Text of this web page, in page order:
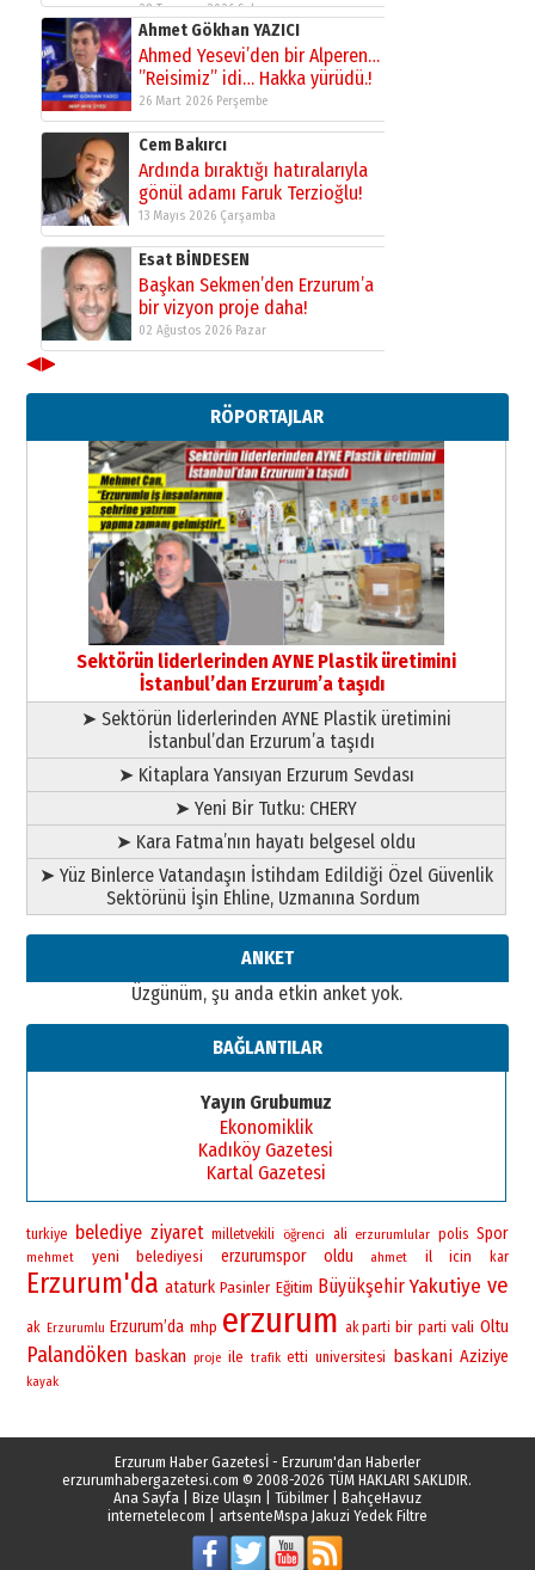
28 Temmuz 2026 Salı
Ahmet Gökhan YAZICI
Ahmed Yesevi’den bir Alperen…
”Reisimiz” idi… Hakka yürüdü.!
26 Mart 2026 Perşembe
Cem Bakırcı
Ardında bıraktığı hatıralarıyla
gönül adamı Faruk Terzioğlu!
13 Mayıs 2026 Çarşamba
Esat BİNDESEN
Başkan Sekmen’den Erzurum’a
bir vizyon proje daha!
02 Ağustos 2026 Pazar
Erzurumspor’un köşe taşları
29 Haziran 2026 Pazartesi
Kenan GÜLERCİ
Murat Şahsuvaroğlu ERKON’da
çıtayı yukarı taşırken,
yönetimdekiler aşağı
çekmemeli!
17 Şubat 2026 Salı Orhan BOZKURT
Bir fotoğraf, bir şehir, bir
gazeteci… Dizginler kimin
elinde?
A. Berhan Yılmaz
BİR BÖLÜM DEĞİL, BİR ÖMÜR
SEÇİYORSUNUZ… “NEDEN
ATATÜRK ÜNİVERSİTESİ?”
28 Temmuz 2026 Salı
Ahmet Gökhan YAZICI
Ahmed Yesevi’den bir Alperen…
”Reisimiz” idi… Hakka yürüdü.!
26 Mart 2026 Perşembe
gönül adamı Faruk Terzioğlu!
Başkan Sekmen’den Erzurum’a
bir vizyon proje daha!
02 Ağustos 2026 Pazar
◀▶
RÖPORTAJLAR
Sektörün liderlerinden AYNE Plastik üretimini
İstanbul’dan Erzurum’a taşıdı
➤ Sektörün liderlerinden AYNE Plastik üretimini
İstanbul’dan Erzurum’a taşıdı
➤ Kitaplara Yansıyan Erzurum Sevdası
➤ Yeni Bir Tutku: CHERY
➤ Kara Fatma’nın hayatı belgesel oldu
➤ Yüz Binlerce Vatandaşın İstihdam Edildiği Özel Güvenlik
Sektörünü İşin Ehline, Uzmanına Sordum
ANKET
Üzgünüm, şu anda etkin anket yok.
BAĞLANTILAR
Yayın Grubumuz
Ekonomiklik
Kadıköy Gazetesi
Kartal Gazetesi
turkiye belediye ziyaret milletvekili öğrenci ali erzurumlular polis Spor
mehmet yeni belediyesi erzurumspor oldu ahmet il icin kar
Erzurum'da ataturk Pasinler Eğitim Büyükşehir Yakutiye ve
ak Erzurumlu Erzurum’da mhp erzurum ak parti bir parti vali Oltu
Palandöken baskan proje ile trafik etti universitesi baskani Aziziye
kayak
Erzurum Haber Gazetesİ - Erzurum'dan Haberler
erzurumhabergazetesi.com © 2008-2026 TÜM HAKLARI SAKLIDIR.
Ana Sayfa| Bize Ulaşın Tübilmer| BahçeHavuz
internetelecom
artsenteMspa Jakuzi Yedek Filtre